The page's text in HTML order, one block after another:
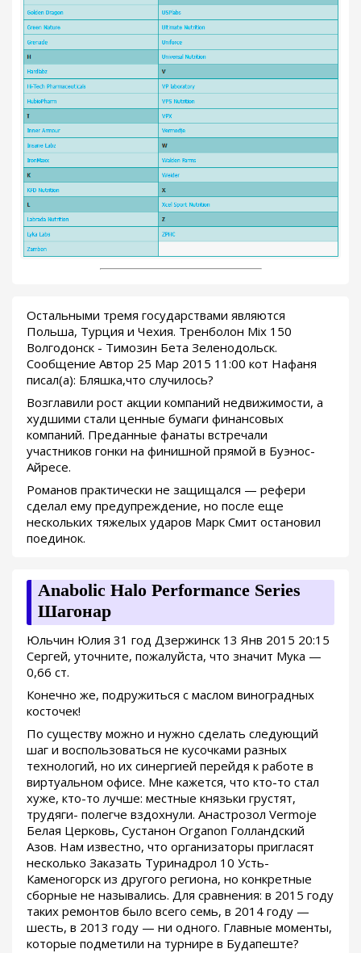
Остальными тремя государствами являются
Польша, Турция и Чехия. Тренболон Mix 150
Волгодонск - Tимозин Бета Зеленодольск.
Сообщение Автор 25 Мар 2015 11:00 кот Нафаня
писал(а): Бляшка,что случилось?
Возглавили рост акции компаний недвижимости, а
худшими стали ценные бумаги финансовых
компаний. Преданные фанаты встречали
участников гонки на финишной прямой в Буэнос-
Айресе.
Романов практически не защищался — рефери
сделал ему предупреждение, но после еще
нескольких тяжелых ударов Марк Смит остановил
поединок.
Anabolic Halo Performance Series
Шагонар
Юльчин Юлия 31 год Дзержинск 13 Янв 2015 20:15
Сергей, уточните, пожалуйста, что значит Мука —
0,66 ст.
Конечно же, подружиться с маслом виноградных
косточек!
По существу можно и нужно сделать следующий
шаг и воспользоваться не кусочками разных
технологий, но их синергией перейдя к работе в
виртуальном офисе. Мне кажется, что кто-то стал
хуже, кто-то лучше: местные князьки грустят,
трудяги- полегче вздохнули. Анастрозол Vermoje
Белая Церковь, Сустанон Organon Голландский
Азов. Нам известно, что организаторы пригласят
несколько Заказать Туринадрол 10 Усть-
Каменогорск из другого региона, но конкретные
сборные не назывались. Для сравнения: в 2015 году
таких ремонтов было всего семь, в 2014 году —
шесть, в 2013 году — ни одного. Главные моменты,
которые подметили на турнире в Будапеште?